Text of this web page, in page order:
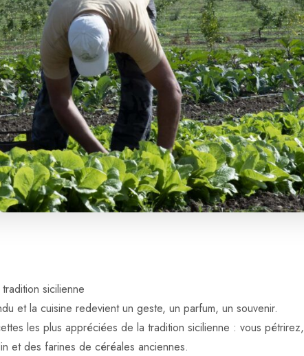
sicilienne
et la cuisine redevient un geste, un parfum, un souvenir.
les plus appréciées de la tradition sicilienne : vous pétrirez,
et des farines de céréales anciennes.